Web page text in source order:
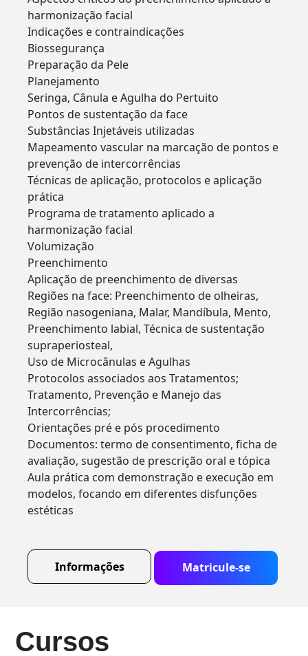
harmonização facial
Indicações e contraindicações
Biossegurança
Preparação da Pele
Planejamento
Seringa, Cânula e Agulha do Pertuito
Pontos de sustentação da face
Substâncias Injetáveis utilizadas
Mapeamento vascular na marcação de pontos e
prevenção de intercorrências
Técnicas de aplicação, protocolos e aplicação
prática
Programa de tratamento aplicado a
harmonização facial
Volumização
Preenchimento
Aplicação de preenchimento de diversas
Regiões na face: Preenchimento de olheiras,
Região nasogeniana, Malar, Mandíbula, Mento,
Preenchimento labial, Técnica de sustentação
supraperiosteal,
Uso de Microcânulas e Agulhas
Protocolos associados aos Tratamentos;
Tratamento, Prevenção e Manejo das
Intercorrências;
Orientações pré e pós procedimento
Documentos: termo de consentimento, ficha de
avaliação, sugestão de prescrição oral e tópica
Aula prática com demonstração e execução em
modelos, focando em diferentes disfunções
estéticas
Informações Matricule-se
Cursos